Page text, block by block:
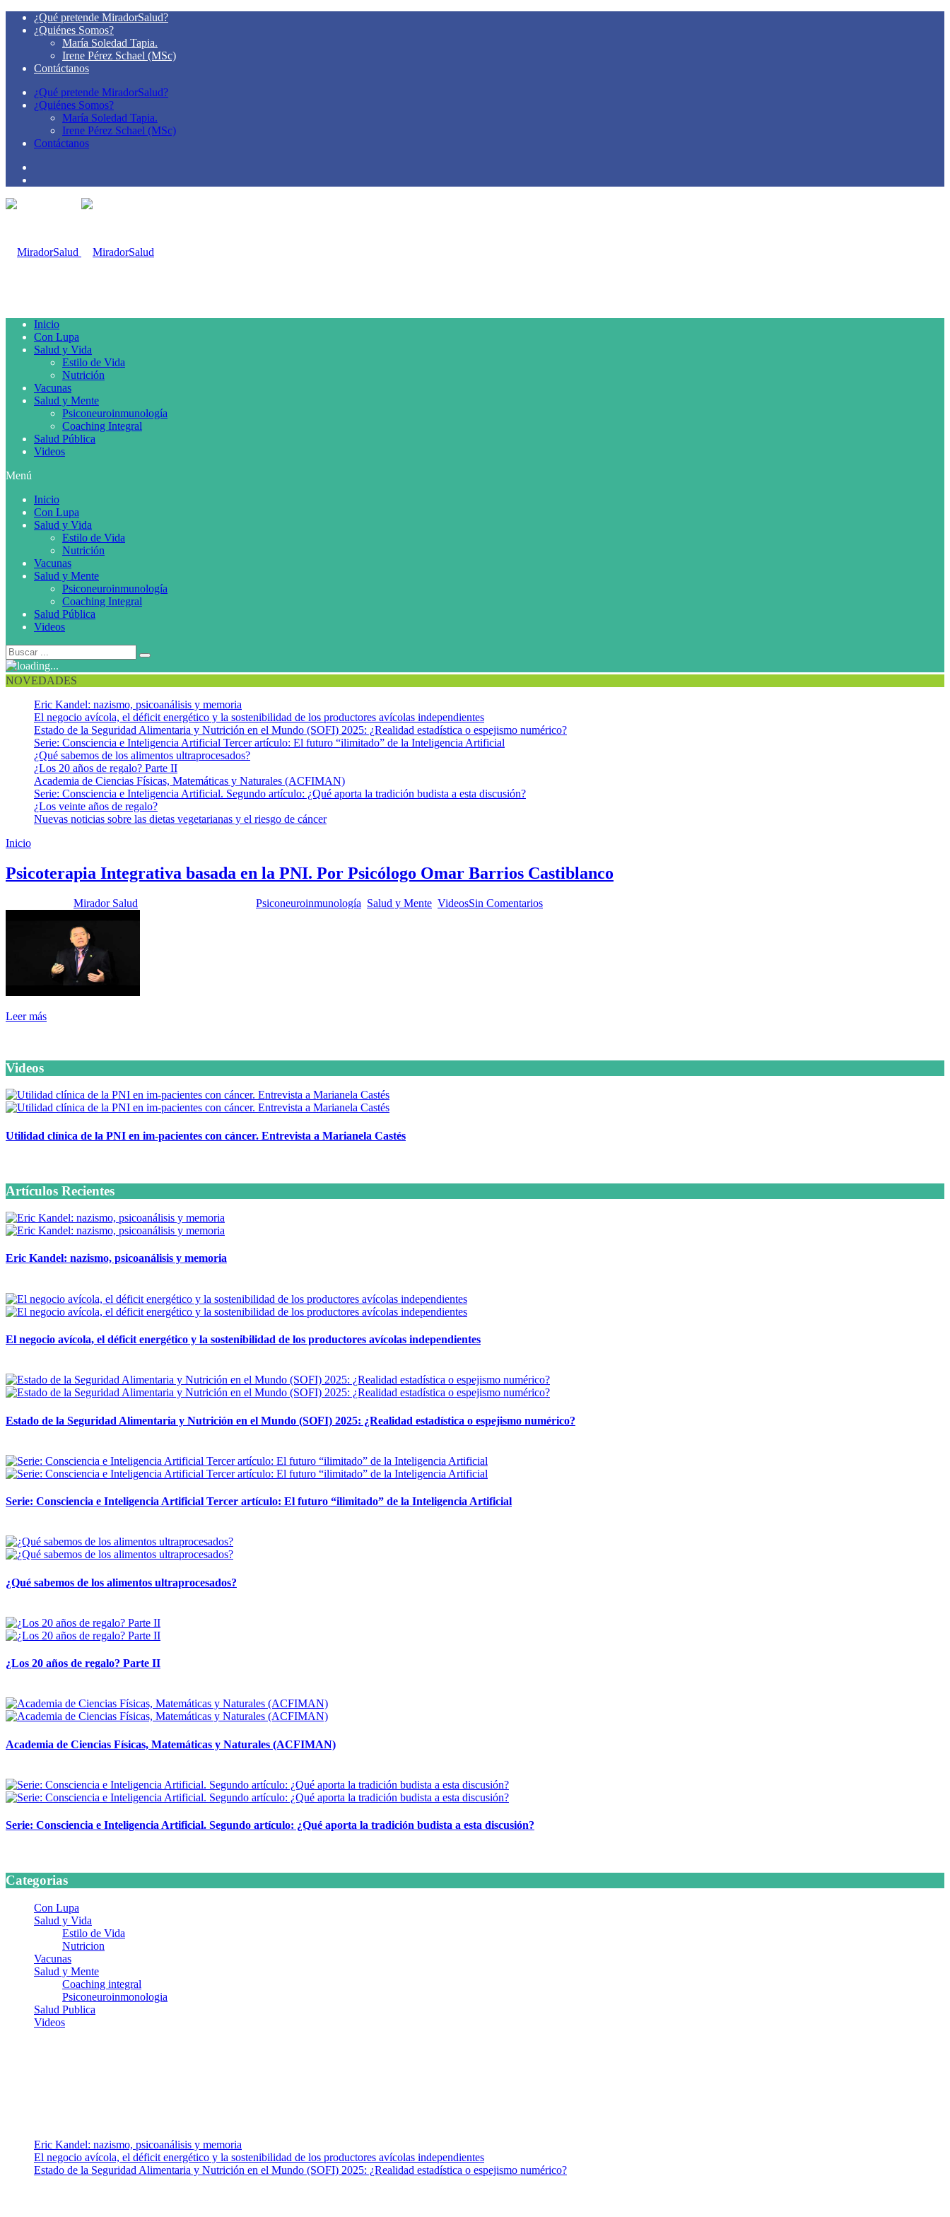
¿Qué pretende MiradorSalud?
¿Quiénes Somos?
María Soledad Tapia.
Irene Pérez Schael (MSc)
Contáctanos
¿Qué pretende MiradorSalud?
¿Quiénes Somos?
María Soledad Tapia.
Irene Pérez Schael (MSc)
Contáctanos
Inicio
Con Lupa
Salud y Vida
Estilo de Vida
Nutrición
Vacunas
Salud y Mente
Psiconeuroinmunología
Coaching Integral
Salud Pública
Videos
Menú
Inicio
Con Lupa
Salud y Vida
Estilo de Vida
Nutrición
Vacunas
Salud y Mente
Psiconeuroinmunología
Coaching Integral
Salud Pública
Videos
NOVEDADES
Eric Kandel: nazismo, psicoanálisis y memoria
El negocio avícola, el déficit energético y la sostenibilidad de los productores avícolas independientes
Estado de la Seguridad Alimentaria y Nutrición en el Mundo (SOFI) 2025: ¿Realidad estadística o espejismo numérico?
Serie: Consciencia e Inteligencia Artificial Tercer artículo: El futuro “ilimitado” de la Inteligencia Artificial
¿Qué sabemos de los alimentos ultraprocesados?
¿Los 20 años de regalo? Parte II
Academia de Ciencias Físicas, Matemáticas y Naturales (ACFIMAN)
Serie: Consciencia e Inteligencia Artificial. Segundo artículo: ¿Qué aporta la tradición budista a esta discusión?
¿Los veinte años de regalo?
Nuevas noticias sobre las dietas vegetarianas y el riesgo de cáncer
Inicio
Psicoterapia Integrativa basada en la PNI. Por Psicólogo Omar Barrios Castiblanco
Mirador Salud Psiconeuroinmunología Salud y Mente VideosSin Comentarios
Leer más
Videos
Utilidad clínica de la PNI en im-pacientes con cáncer. Entrevista a Marianela Castés
Artículos Recientes
Eric Kandel: nazismo, psicoanálisis y memoria
El negocio avícola, el déficit energético y la sostenibilidad de los productores avícolas independientes
Estado de la Seguridad Alimentaria y Nutrición en el Mundo (SOFI) 2025: ¿Realidad estadística o espejismo numérico?
Serie: Consciencia e Inteligencia Artificial Tercer artículo: El futuro “ilimitado” de la Inteligencia Artificial
¿Qué sabemos de los alimentos ultraprocesados?
¿Los 20 años de regalo? Parte II
Academia de Ciencias Físicas, Matemáticas y Naturales (ACFIMAN)
Serie: Consciencia e Inteligencia Artificial. Segundo artículo: ¿Qué aporta la tradición budista a esta discusión?
Categorias
Con Lupa
Salud y Vida
Estilo de Vida
Nutricion
Vacunas
Salud y Mente
Coaching integral
Psiconeuroinmonologia
Salud Publica
Videos
Eric Kandel: nazismo, psicoanálisis y memoria
El negocio avícola, el déficit energético y la sostenibilidad de los productores avícolas independientes
Estado de la Seguridad Alimentaria y Nutrición en el Mundo (SOFI) 2025: ¿Realidad estadística o espejismo numérico?